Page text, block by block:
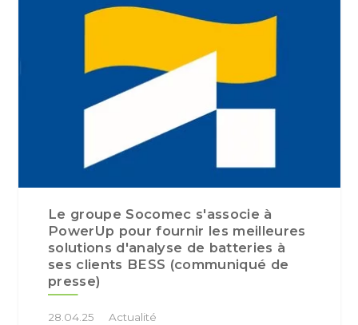
Le groupe Socomec s'associe à
PowerUp pour fournir les meilleures
solutions d'analyse de batteries à
ses clients BESS (communiqué de
presse)
28.04.25 Actualité